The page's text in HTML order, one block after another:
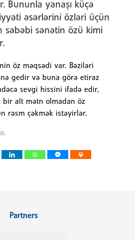
Bununla yanaşı küçə
əsərlərini özləri üçün
səbəbi sənətin özü kimi
öz məqsədi var. Bəziləri
gedir və buna görə etiraz
sevgi hissini ifadə edir,
bir alt mətn olmadan öz
rəsm çəkmək istəyirlər.
Partners